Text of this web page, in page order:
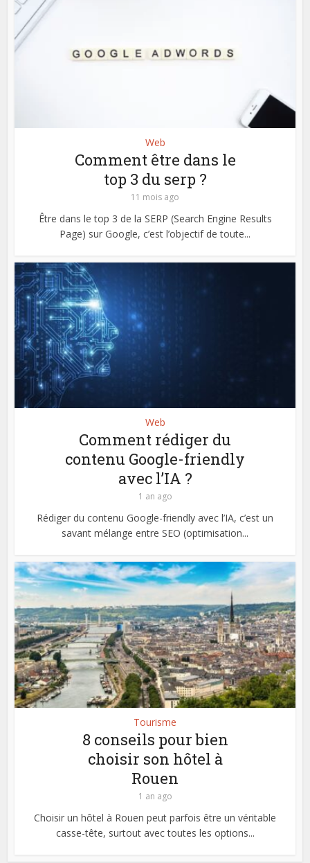
Web
Comment être dans le
top 3 du serp ?
11 mois ago
Être dans le top 3 de la SERP (Search Engine Results
Page) sur Google, c’est l’objectif de toute...
Web
Comment rédiger du
contenu Google-friendly
avec l’IA ?
1 an ago
Rédiger du contenu Google-friendly avec l’IA, c’est un
savant mélange entre SEO (optimisation...
Tourisme
8 conseils pour bien
choisir son hôtel à
Rouen
1 an ago
Choisir un hôtel à Rouen peut parfois être un véritable
casse-tête, surtout avec toutes les options...